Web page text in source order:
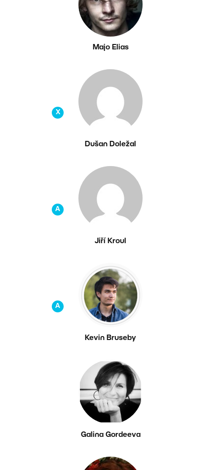
Majo Elias
X
Dušan Doležal
A
Jiří Kroul
A
Kevin Bruseby
Galina Gordeeva